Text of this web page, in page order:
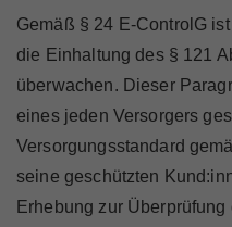
Gemäß § 24 E-ControlG
die Einhaltung des § 121
überwachen. Dieser
eines jeden Versorgers
Versorgungsstandard
seine geschützten
Erhebung zur